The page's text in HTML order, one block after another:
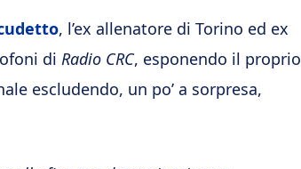
, l’ex allenatore di Torino ed ex
di Radio CRC, esponendo il proprio
escludendo, un po’ a sorpresa,